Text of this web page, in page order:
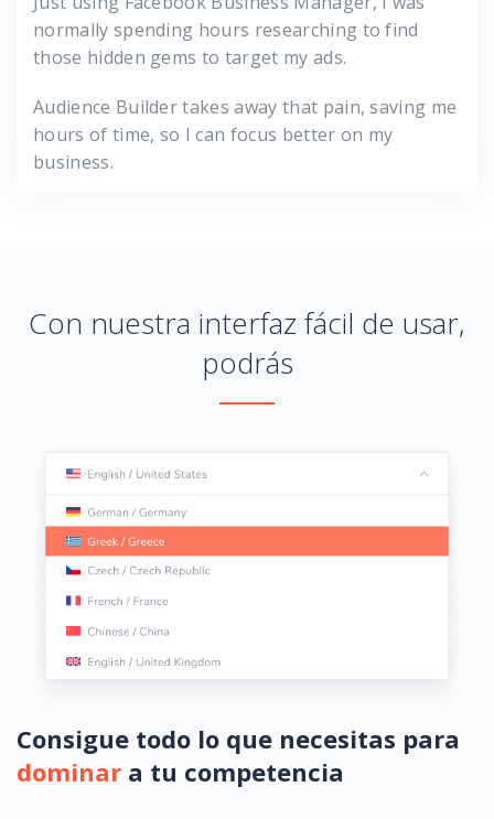
normally spending hours researching to find
those hidden gems to target my ads.
Audience Builder takes away that pain, saving me
hours of time, so I can focus better on my
business.
Con nuestra interfaz fácil de usar,
podrás
Consigue todo lo que necesitas para
dominar a tu competencia